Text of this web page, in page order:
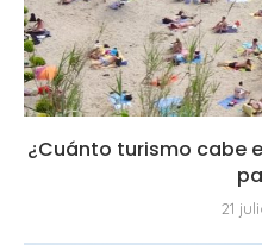
¿Cuánto turismo cabe
21